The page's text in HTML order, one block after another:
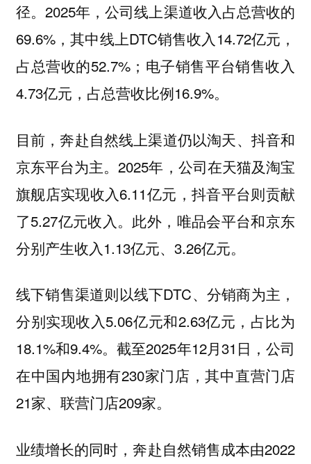
径。2025年，公司线上渠道收入占总营收的
69.6%，其中线上DTC销售收入14.72亿元，
占总营收的52.7%；电子销售平台销售收入
4.73亿元，占总营收比例16.9%。
目前，奔赴自然线上渠道仍以淘天、抖音和
京东平台为主。2025年，公司在天猫及淘宝
旗舰店实现收入6.11亿元，抖音平台则贡献
了5.27亿元收入。此外，唯品会平台和京东
分别产生收入1.13亿元、3.26亿元。
线下销售渠道则以线下DTC、分销商为主，
分别实现收入5.06亿元和2.63亿元，占比为
18.1%和9.4%。截至2025年12月31日，公司
在中国内地拥有230家门店，其中直营门店
21家、联营门店209家。
业绩增长的同时，奔赴自然销售成本由2022